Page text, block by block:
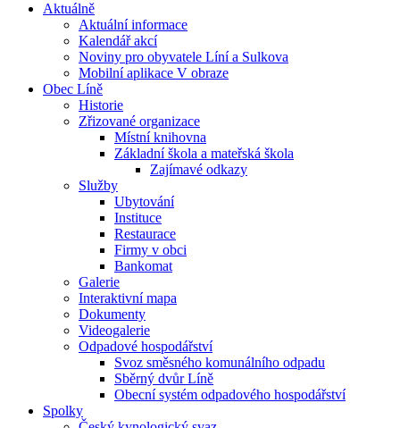
Aktuálně
Aktuální informace
Kalendář akcí
Noviny pro obyvatele Líní a Sulkova
Mobilní aplikace V obraze
Obec Líně
Historie
Zřizované organizace
Místní knihovna
Základní škola a mateřská škola
Zajímavé odkazy
Služby
Ubytování
Instituce
Restaurace
Firmy v obci
Bankomat
Galerie
Interaktivní mapa
Dokumenty
Videogalerie
Odpadové hospodářství
Svoz směsného komunálního odpadu
Sběrný dvůr Líně
Obecní systém odpadového hospodářství
Spolky